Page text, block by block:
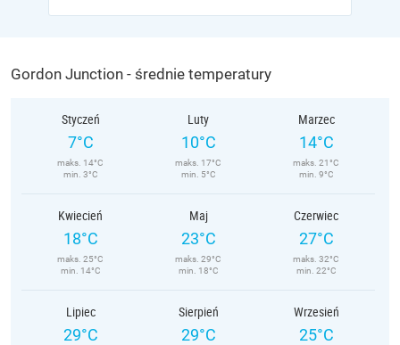
Gordon Junction - średnie temperatury
Styczeń
7°C
maks. 14°C
min. 3°C
Luty
10°C
maks. 17°C
min. 5°C
Marzec
14°C
maks. 21°C
min. 9°C
Kwiecień
18°C
maks. 25°C
min. 14°C
Maj
23°C
maks. 29°C
min. 18°C
Czerwiec
27°C
maks. 32°C
min. 22°C
Lipiec
29°C
Sierpień
29°C
Wrzesień
25°C